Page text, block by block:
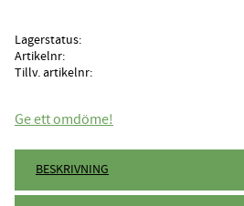
Lagerstatus
Artikelnr
Tillv. artikelnr
Ge ett omdöme!
BESKRIVNING